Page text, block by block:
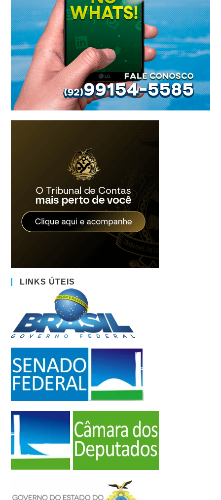
LINKS ÚTEIS